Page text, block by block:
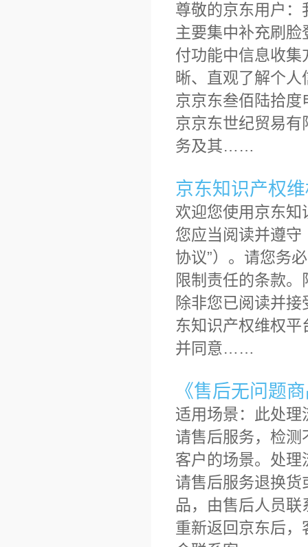
尊敬的京东用户
主要集中补充刷
付功能中信息收
晰、直观了解个
京京东叁佰陆拾
京京东世纪贸易有
务及其……
京东知识产权
欢迎您使用京东
您应当阅读并遵守
协议”）。请您务
限制责任的条款
除非您已阅读并
东知识产权维权
并同意……
《售后无问题
适用场景：此处
请售后服务，检
客户的场景。处
请售后服务退换
品，由售后人员
重新返回京东后